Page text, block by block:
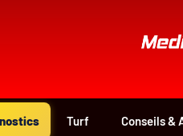
Turf Conseils &